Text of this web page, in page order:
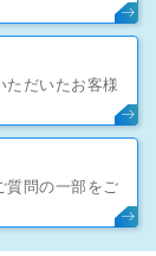
だいたお客様
質問の一部をご